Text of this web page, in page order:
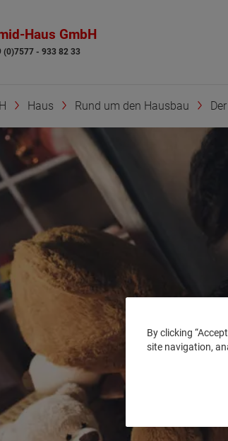
Haus GmbH
(0)7577 - 933 82 33
Haus Rund um den Hausbau
By clicking
site navigation,